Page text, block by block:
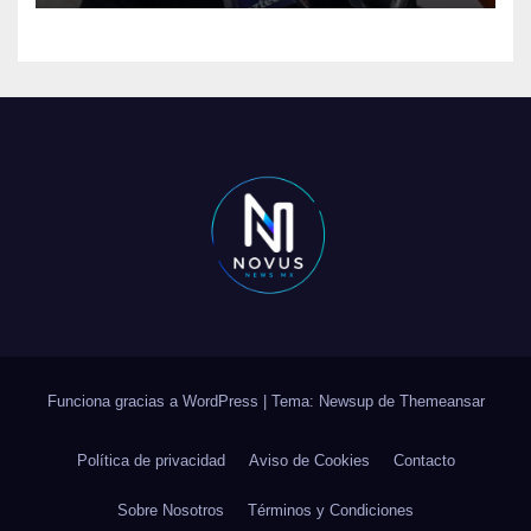
Funciona gracias a WordPress Tema: Newsup de Themeansar
Política de privacidad Aviso de Cookies Contacto
Sobre Nosotros Términos y Condiciones